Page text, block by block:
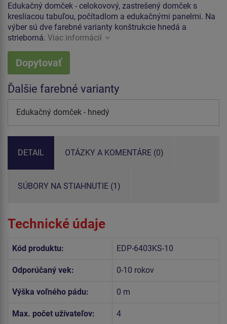
Edukačný domček - celokovový, zastrešený domček s
kresliacou tabuľou, počítadlom a edukačnými panelmi. Na
výber sú dve farebné varianty konštrukcie hnedá a
strieborná. Viac informácií
Dopytovať
Ďalšie farebné varianty
Edukačný domček - hnedý
DETAIL OTÁZKY A KOMENTÁRE (0)
SÚBORY NA STIAHNUTIE (1)
Technické údaje
Kód produktu: EDP-6403KS-10
Odporúčaný vek: 0-10 rokov
Výška voľného pádu: 0 m
Max. počet užívateľov: 4